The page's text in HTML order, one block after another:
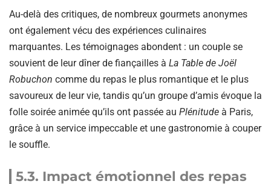
Au-delà des critiques, de nombreux gourmets anonymes
ont également vécu des expériences culinaires
marquantes. Les témoignages abondent : un couple se
souvient de leur dîner de fiançailles à La Table de Joël
Robuchon comme du repas le plus romantique et le plus
savoureux de leur vie, tandis qu’un groupe d’amis évoque la
folle soirée animée qu’ils ont passée au Plénitude à Paris,
grâce à un service impeccable et une gastronomie à couper
le souffle.
5.3. Impact émotionnel des repas